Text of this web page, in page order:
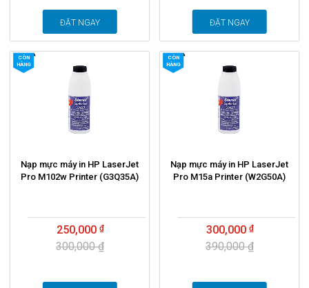
ĐẶT NGAY ĐẶT NGAY
CÒN
HÀNG
Nạp mực máy in HP LaserJet
Pro M102w Printer (G3Q35A)
250,000
300,000 ₫
CÒN
HÀNG
Nạp mực máy in HP LaserJet
Pro M15a Printer (W2G50A)
300,000
390,000 ₫